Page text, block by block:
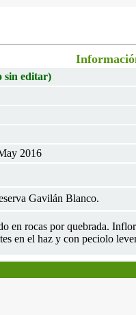
sin editar)
2016
Gavilán Blanco.
en rocas por quebrada.
en el haz y con peciolo